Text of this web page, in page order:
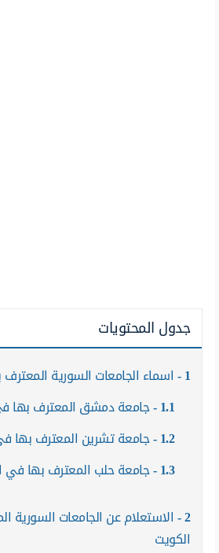
جدول المحتويات
1 اسماء الجامعات السورية
1.1 جامعة دمشق المعترف بها
1.2 جامعة تشرين المعترف بها
1.3 جامعة حلب المعترف بها في
2 الاستعلام عن الجامعات السورية
الكويت